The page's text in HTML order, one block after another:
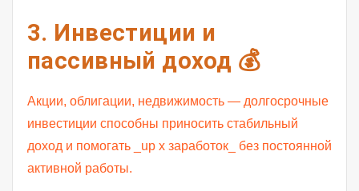
3. Инвестиции и
пассивный доход 💰
Акции, облигации, недвижимость — долгосрочные
инвестиции способны приносить стабильный
доход и помогать _up x заработок_ без постоянной
активной работы.